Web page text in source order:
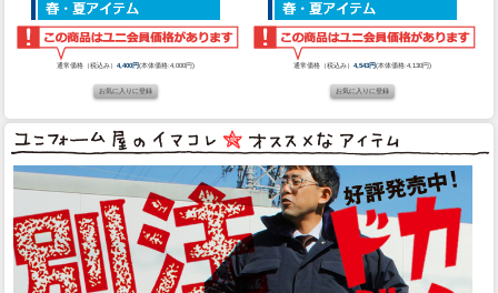
通常価格（税込み）4,400円(本体価格:4,000円) 通常価格（税込み） 4,543円(本体価格:4,130円)